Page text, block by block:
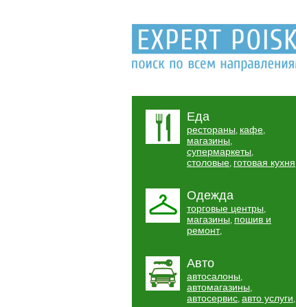
Еда
рестораны, кафе,
магазины,
супермаркеты,
столовые, готовая кухня
Одежда
торговые центры,
магазины, пошив и
ремонт,
Авто
автосалоны,
автомагазины,
автосервис, авто услуги,